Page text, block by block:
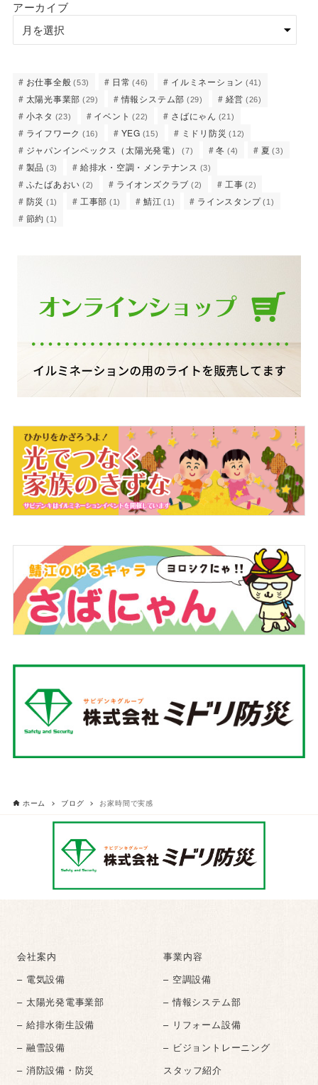
アーカイブ
お仕事全般 (53) 日常 (46) イルミネーション (41)
太陽光事業部 (29) 情報システム部 (29) 経営 (26)
小ネタ (23) イベント (22) さばにゃん (21)
ライフワーク (16) YEG (15) ミドリ防災 (12)
ジャパンインペックス（太陽光発電） (7) 冬 (4) 夏 (3)
製品 (3) 給排水・空調・メンテナンス (3)
ふたばあおい (2) ライオンズクラブ (2) 工事 (2)
防災 (1) 工事部 (1) 鯖江 (1) ラインスタンプ (1)
節約 (1)
ホーム ブログ お家時間で実感
会社案内
事業内容
– 電気設備
– 空調設備
– 太陽光発電事業部
– 情報システム部
– 給排水衛生設備
– リフォーム設備
– 融雪設備
– ビジョントレーニング
– 消防設備・防災
スタッフ紹介